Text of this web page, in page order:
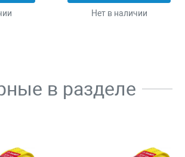
Нет в наличии
в разделе